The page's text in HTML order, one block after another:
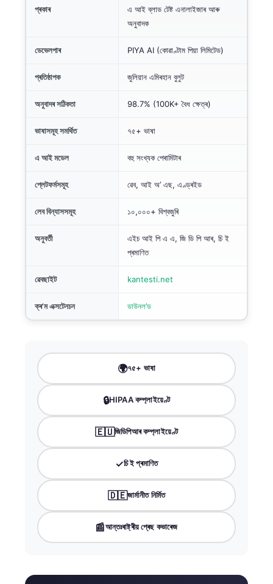
প্ৰকাৰ
এ আই ব্লাড টেষ্ট এনালাইজাৰ আৰু
অনুবাদক
ডেভেলপাৰ PIYA AI (কোৱাণ্টাম পিয়া লিমিটেড)
প্ৰতিষ্ঠাপক জুলিয়ান এমিৰহান বুলুট
অনুবাদৰ সঠিকতা 98.7% (100K+ বৈধ ক্ষেত্ৰ)
ভাষাসমূহ সমৰ্থিত ৭৫+ ভাষা
এ আই মডেল বহু সংখ্যক পেৰামিটাৰ
প্লেটফৰ্মসমূহ ৱেব, আই অ’ এছ, এণ্ড্ৰইড
লেব বিন্যাসসমূহ ১০,০০০+ বিশ্বজুৰি
অনুবৰ্তী
এইচ আই পি এ এ, জি ডি পি আৰ, চি ই
প্ৰমাণিত
ৱেবছাইট kantesti.net
ক্ৰ'ম এক্সটেনচন ডাউনল’ড
🌍৭৫+ ভাষা
🔒HIPAA কম্প্লাইয়েণ্ট
🇪🇺জিডিপিআৰ কম্প্লাইয়েণ্ট
✓চি ই প্ৰমাণিত
🇩🇪জাৰ্মানীত নিৰ্মিত
📰আন্তঃৰাষ্ট্ৰীয় প্ৰেছ কভাৰেজ